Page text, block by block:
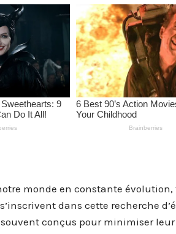
monde en constante
dans cette recherche
conçus pour minimiser